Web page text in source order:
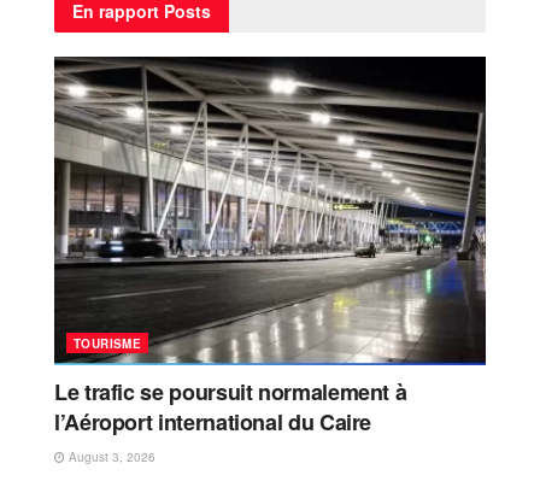
En rapport Posts
TOURISME
Le trafic se poursuit normalement à
l’Aéroport international du Caire
August 3, 2026